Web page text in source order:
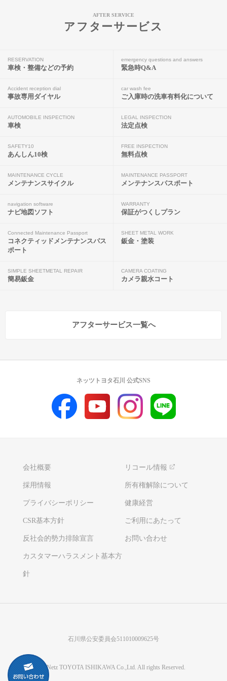
AFTER SERVICE
アフターサービス
RESERVATION
車検・整備などの予約
emergency questions and answers
緊急時Q&A
Accident reception dial
事故専用ダイヤル
car wash fee
ご入庫時の洗車有料化について
AUTOMOBILE INSPECTION
車検
LEGAL INSPECTION
法定点検
SAFETY10
あんしん10検
FREE INSPECTION
無料点検
MAINTENANCE CYCLE
メンテナンスサイクル
MAINTENANCE PASSPORT
メンテナンスパスポート
navigation software
ナビ地図ソフト
WARRANTY
保証がつくしプラン
Connected Maintenance Passport
コネクティッドメンテナンスパス
ポート
SHEET METAL WORK
鈑金・塗装
SIMPLE SHEETMETAL REPAIR
簡易鈑金
CAMERA COATING
カメラ親水コート
アフターサービス一覧へ
会社概要 リコール情報
採用情報 所有権解除について
プライバシーポリシー 健康経営
CSR基本方針 ご利用にあたって
反社会的勢力排除宣言 お問い合わせ
カスタマーハラスメント基本方
針
ネッツトヨタ石川 公式SNS
石川県公安委員会511010009625号
©Netz TOYOTA ISHIKAWA Co.,Ltd. All rights Reserved.